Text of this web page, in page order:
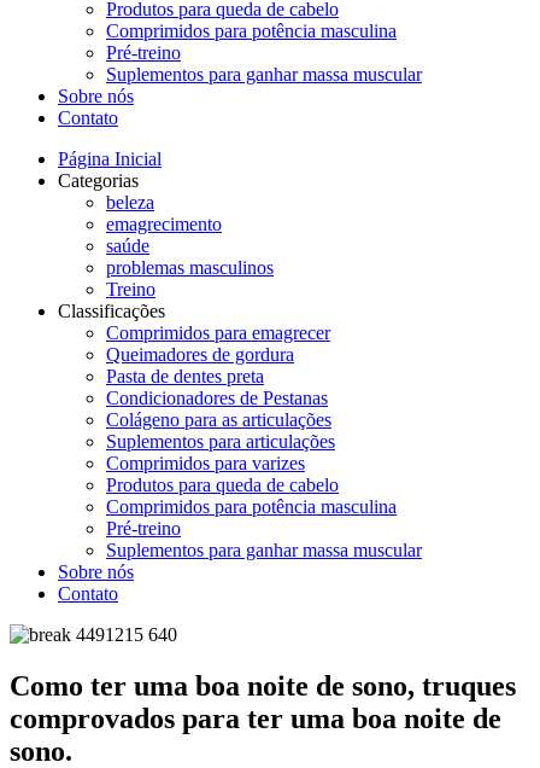
Produtos para queda de cabelo
Comprimidos para potência masculina
Pré-treino
Suplementos para ganhar massa muscular
Sobre nós
Contato
Página Inicial
Categorias
beleza
emagrecimento
saúde
problemas masculinos
Treino
Classificações
Comprimidos para emagrecer
Queimadores de gordura
Pasta de dentes preta
Condicionadores de Pestanas
Colágeno para as articulações
Suplementos para articulações
Comprimidos para varizes
Produtos para queda de cabelo
Comprimidos para potência masculina
Pré-treino
Suplementos para ganhar massa muscular
Sobre nós
Contato
Como ter uma boa noite de sono, truques
comprovados para ter uma boa noite de
sono.